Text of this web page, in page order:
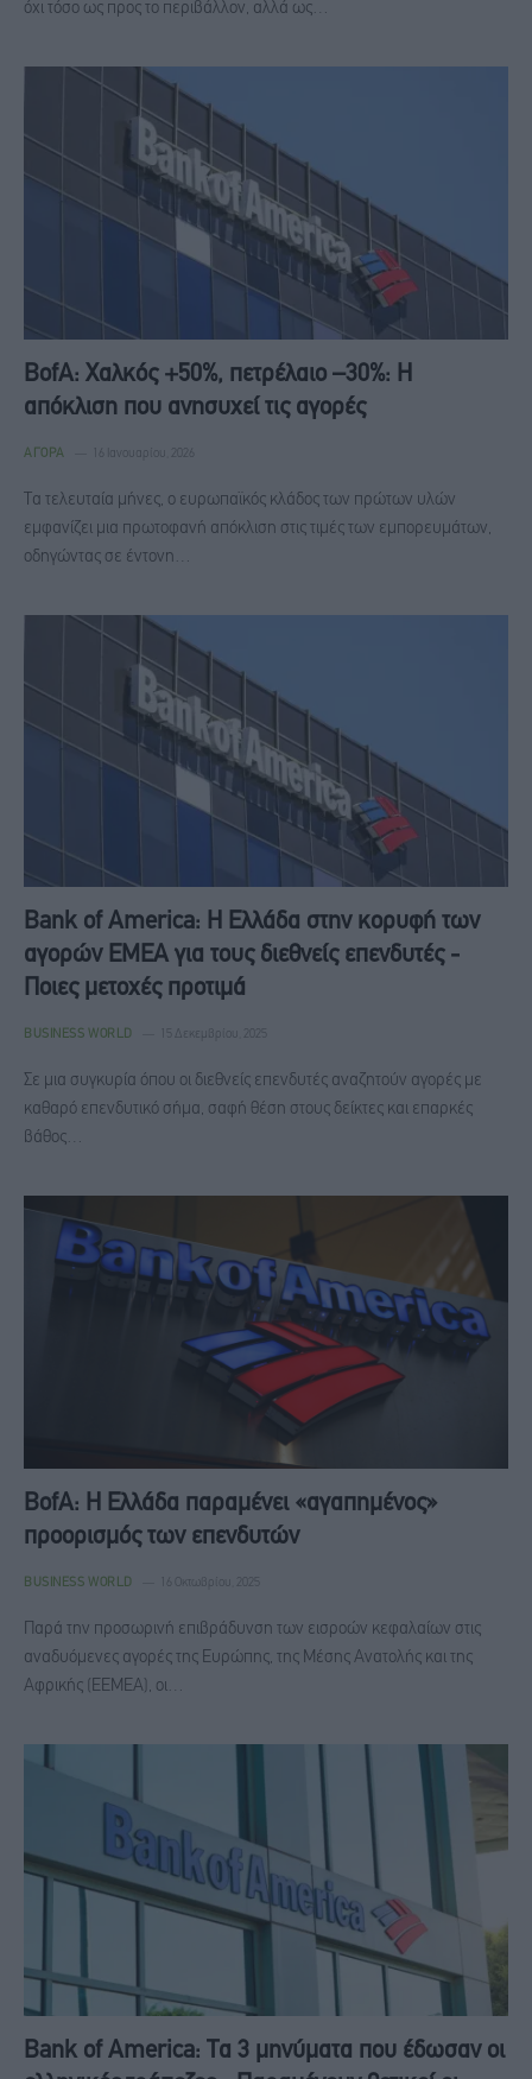
όχι τόσο ως προς το περιβάλλον, αλλά ως…
BofA: Χαλκός +50%, πετρέλαιο –30%: Η
απόκλιση που ανησυχεί τις αγορές
ΑΓΟΡΆ 16 Ιανουαρίου, 2026
Τα τελευταία μήνες, ο ευρωπαϊκός κλάδος των πρώτων υλών
εμφανίζει μια πρωτοφανή απόκλιση στις τιμές των εμπορευμάτων,
οδηγώντας σε έντονη…
Bank of America: Η Ελλάδα στην κορυφή των
αγορών EMEA για τους διεθνείς επενδυτές -
Ποιες μετοχές προτιμά
BUSINESS WORLD 15 Δεκεμβρίου, 2025
Σε μια συγκυρία όπου οι διεθνείς επενδυτές αναζητούν αγορές με
καθαρό επενδυτικό σήμα, σαφή θέση στους δείκτες και επαρκές
βάθος…
BofA: Η Ελλάδα παραμένει «αγαπημένος»
προορισμός των επενδυτών
BUSINESS WORLD 16 Οκτωβρίου, 2025
Παρά την προσωρινή επιβράδυνση των εισροών κεφαλαίων στις
αναδυόμενες αγορές της Ευρώπης, της Μέσης Ανατολής και της
Αφρικής (EEMEA), οι…
Bank of America: Τα 3 μηνύματα που έδωσαν οι